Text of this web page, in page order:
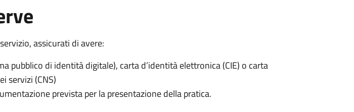
assicurati di avere:
pubblico di identità digitale), carta d’identità elettronica (CIE) o carta
servizi (CNS)
prevista per la presentazione della pratica.